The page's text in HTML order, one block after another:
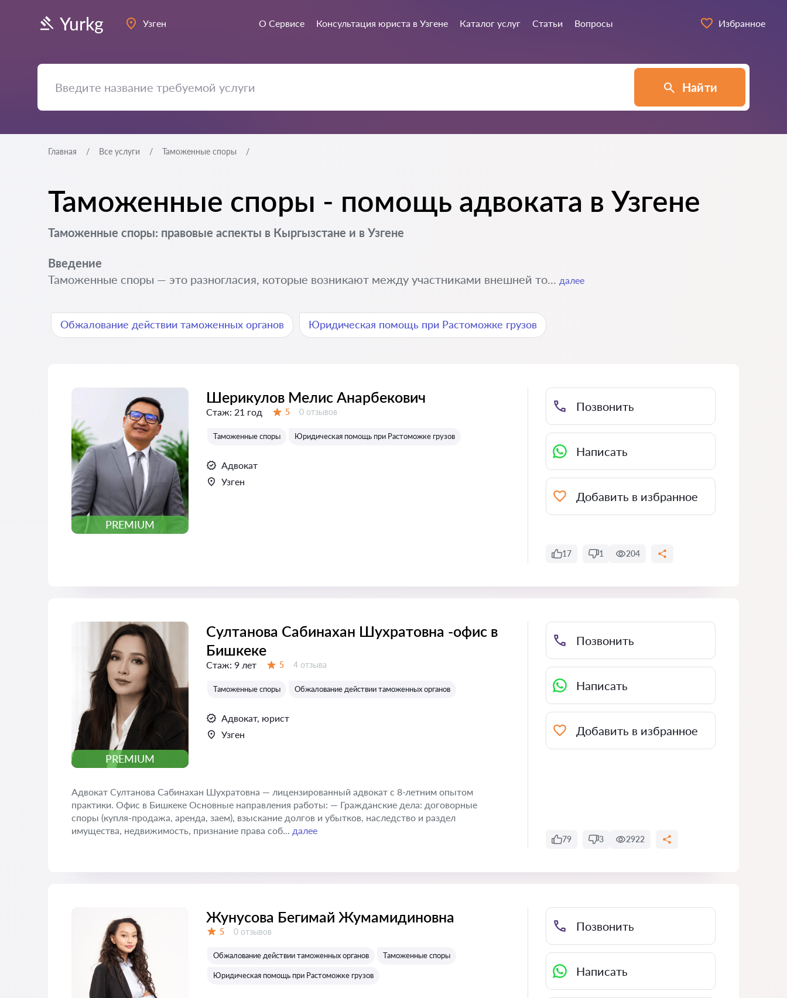
Yurkg Узген О Сервисе Консультация юриста в Узгене Каталог услуг Статьи Вопросы Избранное
Найти
Главная Все услуги Таможенные споры
Таможенные споры - помощь адвоката в Узгене
Таможенные споры: правовые аспекты в Кыргызстане и в Узгене
Введение
Таможенные споры — это разногласия, которые возникают между участниками внешней то... далее
Обжалование действии таможенных органов Юридическая помощь при Растоможке грузов
PREMIUM
Шерикулов Мелис Анарбекович
Стаж: 21 год 5 Отзывов:
0 отзывов
Таможенные споры Юридическая помощь при Растоможке грузов
Адвокат
Узген
Позвонить
Написать
Добавить в избранное
17 1 204
PREMIUM
Султанова Сабинахан Шухратовна -офис в
Бишкеке
Стаж: 9 лет 5 Отзывов:
4 отзыва
Таможенные споры Обжалование действии таможенных органов
Адвокат, юрист
Узген
Адвокат Султанова Сабинахан Шухратовна — лицензированный адвокат с 8-летним опытом
практики. Офис в Бишкеке Основные направления работы: — Гражданские дела: договорные
споры (купля-продажа, аренда, заем), взыскание долгов и убытков, наследство и раздел
имущества, недвижимость, признание права соб... далее
Позвонить
Написать
Добавить в избранное
79 3 2922
Жунусова Бегимай Жумамидиновна
5 Отзывов:
0 отзывов
Обжалование действии таможенных органов Таможенные споры
Юридическая помощь при Растоможке грузов
Позвонить
Написать